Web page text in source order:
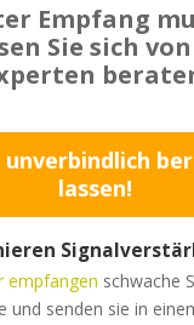
Empfang
Sie sich
unverbindlich
lassen!
empfangen schwache
und senden sie in